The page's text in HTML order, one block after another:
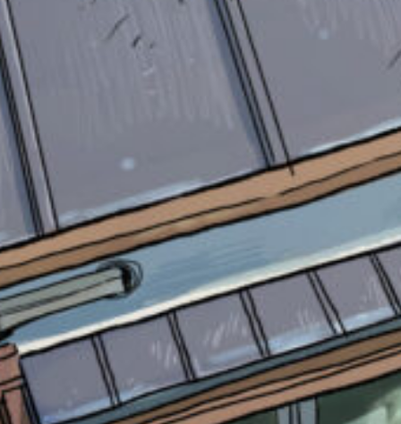
書店に届いた
みんなからのお手紙が